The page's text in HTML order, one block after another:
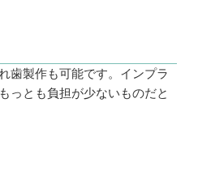
歯製作も可能です。インプラ
っとも負担が少ないものだと